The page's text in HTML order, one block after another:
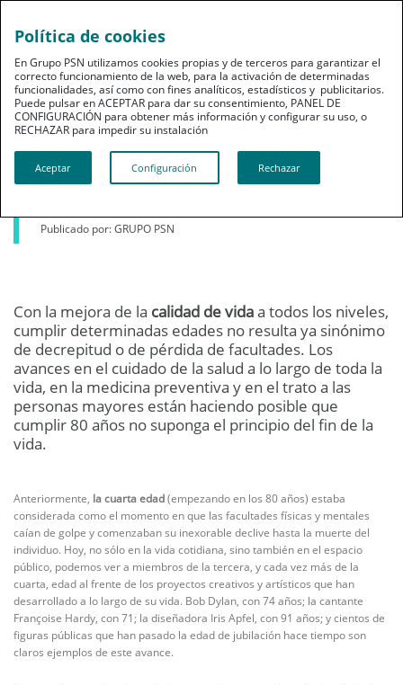
Bienestar
¿Qué es la cuarta edad?
Publicado por: GRUPO PSN
Con la mejora de la calidad de vidaa todos los niveles,
cumplir determinadas edades no resulta ya sinónimo
de decrepitud o de pérdida de facultades. Los
avances en el cuidado de la salud a lo largo de toda la
vida, en la medicina preventiva y en el trato a las
personas mayores están haciendo posible que
cumplir 80 años no suponga el principio del fin de la
vida.
Anteriormente, la cuarta edad(empezando en los 80 años) estaba
considerada como el momento en que las facultades físicas y mentales
caían de golpe y comenzaban su inexorable declive hasta la muerte del
individuo. Hoy, no sólo en la vida cotidiana, sino también en el espacio
público, podemos ver a miembros de la tercera, y cada vez más de la
cuarta, edad al frente de los proyectos creativos y artísticos que han
desarrollado a lo largo de su vida. Bob Dylan, con 74 años; la cantante
Françoise Hardy, con 71; la diseñadora Iris Apfel, con 91 años; y cientos de
figuras públicas que han pasado la edad de jubilación hace tiempo son
claros ejemplos de este avance.
Política de cookies
En Grupo PSN utilizamos cookies propias y de terceros para garantizar el
correcto funcionamiento de la web, para la activación de determinadas
funcionalidades, así como con fines analíticos, estadísticos y publicitarios.
Puede pulsar en ACEPTAR para dar su consentimiento, PANEL DE
CONFIGURACIÓN para obtener más información y configurar su uso, o
RECHAZAR para impedir su instalación​​​​​​​
Aceptar Configuración Rechazar